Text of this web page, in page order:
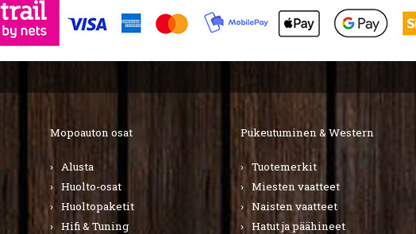
Mopoauton osat
Alusta
Huolto-osat
Huoltopaketit
Hifi & Tuning
Pukeutuminen & Western
Tuotemerkit
Miesten vaatteet
Naisten vaatteet
Hatut ja päähineet